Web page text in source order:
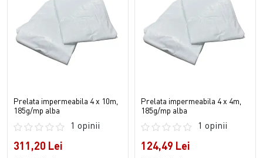
Prelata impermeabila 4 x 10m,
185g/mp alba
1 opinii
311,20 Lei
Prelata impermeabila 4 x 4m,
185g/mp alba
1 opinii
124,49 Lei